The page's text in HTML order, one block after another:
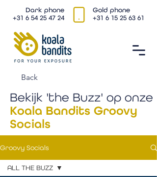
Dark phone
+31 6 54 25 47 24
Gold phone
+31 6 15 25 63 61
Back
Bekijk 'the Buzz' op onze
Koala Bandits Groovy
Socials
Groovy Socials
ALL THE BUZZ